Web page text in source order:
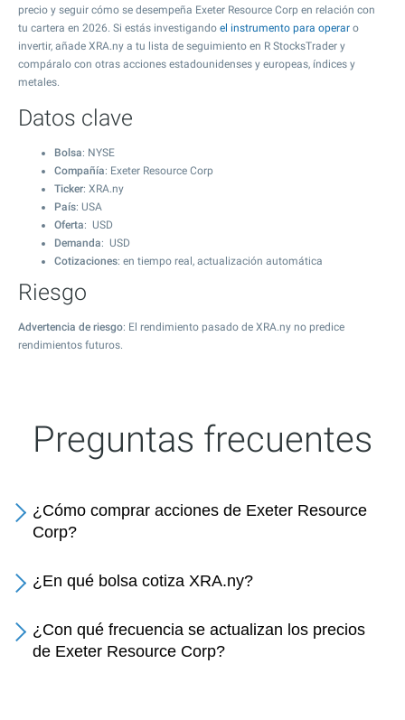
precio y seguir cómo se desempeña Exeter Resource Corp en relación con
tu cartera en 2026. Si estás investigando el instrumento para operar o
invertir, añade XRA.ny a tu lista de seguimiento en R StocksTrader y
compáralo con otras acciones estadounidenses y europeas, índices y
metales.
Datos clave
Bolsa: NYSE
Compañía: Exeter Resource Corp
Ticker: XRA.ny
País: USA
Oferta: USD
Demanda: USD
Cotizaciones: en tiempo real, actualización automática
Riesgo
Advertencia de riesgo: El rendimiento pasado de XRA.ny no predice
rendimientos futuros.
Preguntas frecuentes
¿Cómo comprar acciones de Exeter Resource
Corp?
¿En qué bolsa cotiza XRA.ny?
¿Con qué frecuencia se actualizan los precios
de Exeter Resource Corp?